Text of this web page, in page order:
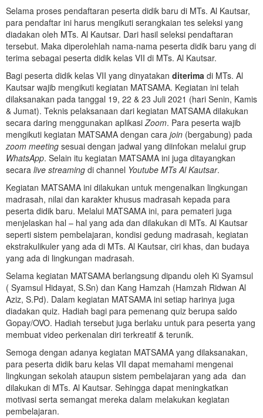
Selama proses pendaftaran peserta didik baru di MTs. Al Kautsar,
para pendaftar ini harus mengikuti serangkaian tes seleksi yang
diadakan oleh MTs. Al Kautsar. Dari hasil seleksi pendaftaran
tersebut. Maka diperolehlah nama-nama peserta didik baru yang di
terima sebagai peserta didik kelas VII di MTs. Al Kautsar.
Bagi peserta didik kelas VII yang dinyatakan diterima di MTs. Al
Kautsar wajib mengikuti kegiatan MATSAMA. Kegiatan ini telah
dilaksanakan pada tanggal 19, 22 & 23 Juli 2021 (hari Senin, Kamis
& Jumat). Teknis pelaksanaan dari kegiatan MATSAMA dilakukan
secara daring menggunakan aplikasiZoom. Para peserta wajib
mengikuti kegiatan MATSAMA dengan cara join (bergabung) pada
zoom meeting sesuai dengan jadwal yang diinfokan melalui grup
WhatsApp. Selain itu kegiatan MATSAMA ini juga ditayangkan
secara live streaming di channel Youtube MTs Al Kautsar.
Kegiatan MATSAMA ini dilakukan untuk mengenalkan lingkungan
madrasah, nilai dan karakter khusus madrasah kepada para
peserta didik baru. Melalui MATSAMA ini, para pemateri juga
menjelaskan hal – hal yang ada dan dilakukan di MTs. Al Kautsar
seperti sistem pembelajaran, kondisi gedung madrasah, kegiatan
ekstrakulikuler yang ada di MTs. Al Kautsar, ciri khas, dan budaya
yang ada di lingkungan madrasah.
Selama kegiatan MATSAMA berlangsung dipandu oleh Ki Syamsul
( Syamsul Hidayat, S.Sn) dan Kang Hamzah (Hamzah Ridwan Al
Aziz, S.Pd). Dalam kegiatan MATSAMA ini setiap harinya juga
diadakan quiz. Hadiah bagi para pemenang quiz berupa saldo
Gopay/OVO. Hadiah tersebut juga berlaku untuk para peserta yang
membuat video perkenalan diri terkreatif & terunik.
Semoga dengan adanya kegiatan MATSAMA yang dilaksanakan,
para peserta didik baru kelas VII dapat memahami mengenai
lingkungan sekolah ataupun sistem pembelajaran yang ada dan
dilakukan di MTs. Al Kautsar. Sehingga dapat meningkatkan
motivasi serta semangat mereka dalam melakukan kegiatan
pembelajaran.